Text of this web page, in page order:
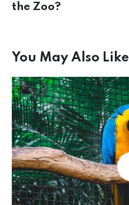
the Zoo?
You May Also Like